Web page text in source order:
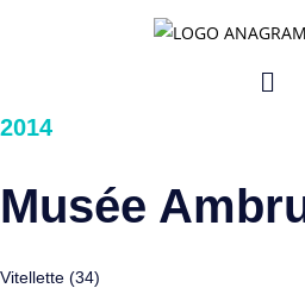
2014
Musée
Vitellette (34)